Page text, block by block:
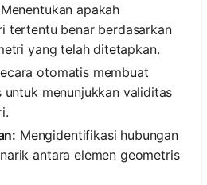
Menentukan apakah
tertentu benar berdasarkan
yang telah ditetapkan.
otomatis membuat
menunjukkan validitas
Mengidentifikasi hubungan
antara elemen geometris